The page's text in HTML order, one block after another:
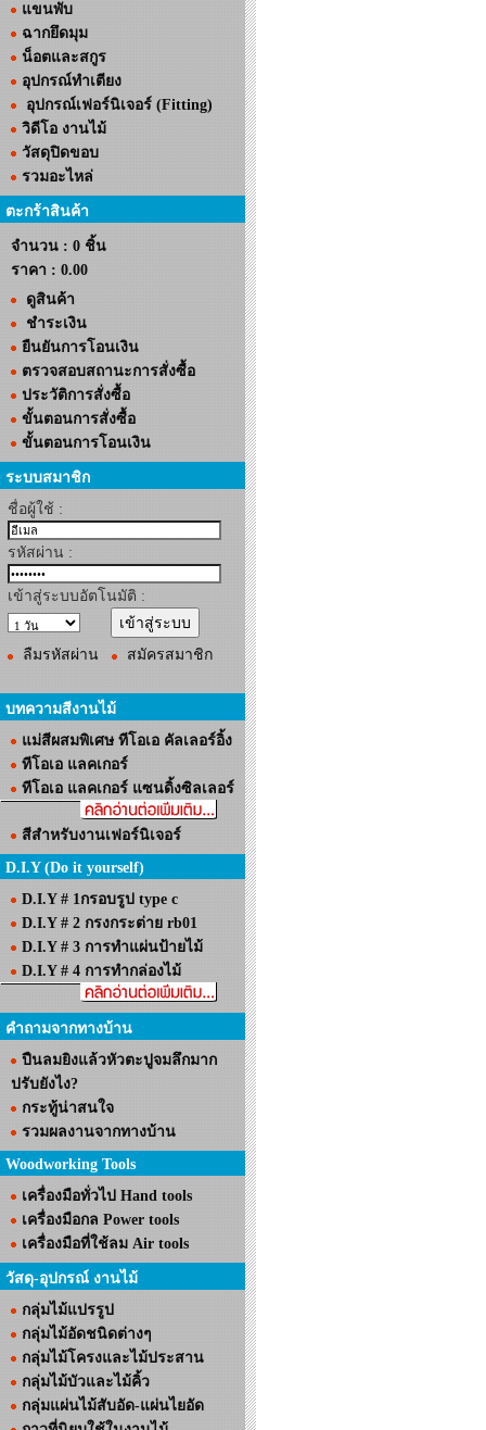
แขนพับ
ฉากยึดมุม
น็อตและสกูร
อุปกรณ์ทำเตียง
อุปกรณ์เฟอร์นิเจอร์ (Fitting)
วิดีโอ งานไม้
วัสดุปิดขอบ
รวมอะไหล่
ตะกร้าสินค้า
จำนวน : 0 ชิ้น
ราคา : 0.00
ดูสินค้า
ชำระเงิน
ยืนยันการโอนเงิน
ตรวจสอบสถานะการสั่งซื้อ
ประวัติการสั่งซื้อ
ขั้นตอนการสั่งซื้อ
ขั้นตอนการโอนเงิน
ระบบสมาชิก
ชื่อผู้ใช้ :
รหัสผ่าน :
เข้าสู่ระบบอัตโนมัติ :
ลืมรหัสผ่าน สมัครสมาชิก
บทความสีงานไม้
แม่สีผสมพิเศษ ทีโอเอ คัลเลอร์อิ้ง
ทีโอเอ แลคเกอร์
ทีโอเอ แลคเกอร์ แซนดิ้งซิลเลอร์
สีสำหรับงานเฟอร์นิเจอร์
D.I.Y (Do it yourself)
D.I.Y # 1กรอบรูป type c
D.I.Y # 2 กรงกระต่าย rb01
D.I.Y # 3 การทำแผ่นป้ายไม้
D.I.Y # 4 การทำกล่องไม้
คำถามจากทางบ้าน
ปืนลมยิงแล้วหัวตะปูจมลึกมาก
ปรับยังไง?
กระทู้น่าสนใจ
รวมผลงานจากทางบ้าน
Woodworking Tools
เครื่องมือทั่วไป Hand tools
เครื่องมือกล Power tools
เครื่องมือที่ใช้ลม Air tools
วัสดุ-อุปกรณ์ งานไม้
กลุ่มไม้แปรรูป
กลุ่มไม้อัดชนิดต่างๆ
กลุ่มไม้โครงและไม้ประสาน
กลุ่มไม้บัวและไม้คิ้ว
กลุ่มแผ่นไม้สับอัด-แผ่นไยอัด